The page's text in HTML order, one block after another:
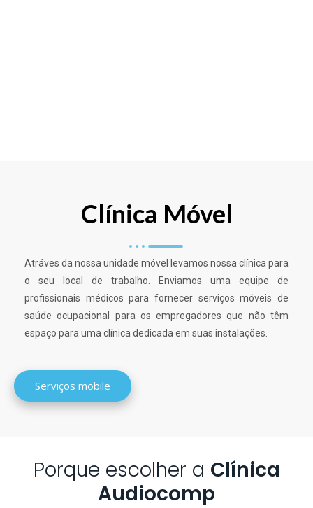
Clínica Móvel
Atráves da nossa unidade móvel levamos nossa clínica para
o seu local de trabalho. Enviamos uma equipe de
profissionais médicos para fornecer serviços móveis de
saúde ocupacional para os empregadores que não têm
espaço para uma clínica dedicada em suas instalações.
Serviços mobile
Porque escolher a Clínica
Audiocomp